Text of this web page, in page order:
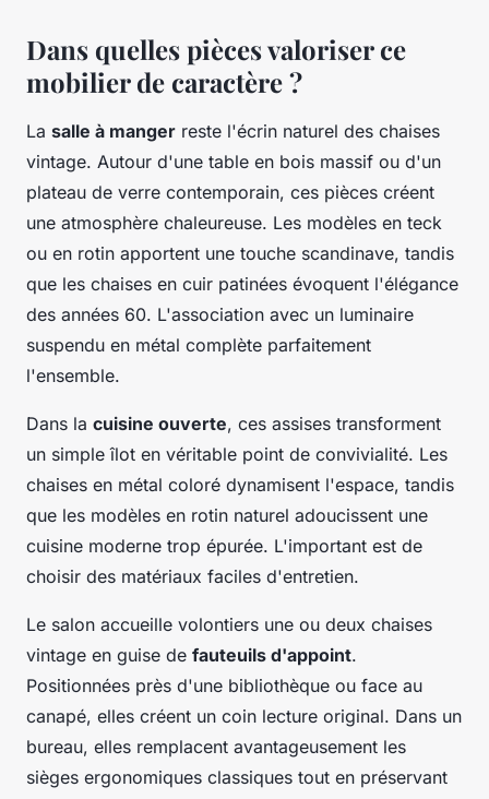
Dans quelles pièces valoriser ce
mobilier de caractère ?
La salle à manger reste l'écrin naturel des chaises
vintage. Autour d'une table en bois massif ou d'un
plateau de verre contemporain, ces pièces créent
une atmosphère chaleureuse. Les modèles en teck
ou en rotin apportent une touche scandinave, tandis
que les chaises en cuir patinées évoquent l'élégance
des années 60. L'association avec un luminaire
suspendu en métal complète parfaitement
l'ensemble.
Dans la cuisine ouverte, ces assises transforment
un simple îlot en véritable point de convivialité. Les
chaises en métal coloré dynamisent l'espace, tandis
que les modèles en rotin naturel adoucissent une
cuisine moderne trop épurée. L'important est de
choisir des matériaux faciles d'entretien.
Le salon accueille volontiers une ou deux chaises
vintage en guise de fauteuils d'appoint.
Positionnées près d'une bibliothèque ou face au
canapé, elles créent un coin lecture original. Dans un
bureau, elles remplacent avantageusement les
sièges ergonomiques classiques tout en préservant